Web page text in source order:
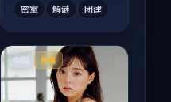
密室 解谜 团建
中国 热播